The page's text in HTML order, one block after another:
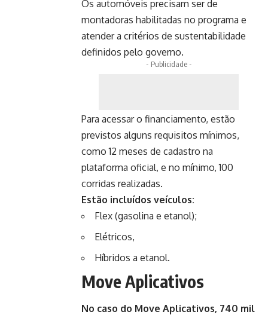
Os automóveis precisam ser de
montadoras habilitadas no programa e
atender a critérios de sustentabilidade
definidos pelo governo.
- Publicidade -
Para acessar o financiamento, estão
previstos alguns requisitos mínimos,
como 12 meses de cadastro na
plataforma oficial, e no mínimo, 100
corridas realizadas.
Estão incluídos veículos:
Flex (gasolina e etanol);
Elétricos,
Híbridos a etanol.
Move Aplicativos
No caso do Move Aplicativos, 740 mil